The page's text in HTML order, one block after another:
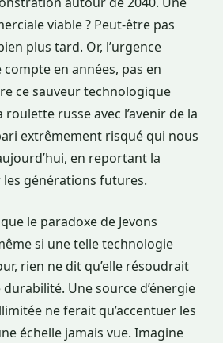
viable ? Peut-être pas
plus tard. Or, l’urgence
en années, pas en
ce sauveur technologique
russe avec l’avenir de la
extrêmement risqué qui nous
en reportant la
générations futures.
le paradoxe de Jevons
si une telle technologie
rien ne dit qu’elle résoudrait
Une source d’énergie
ne ferait qu’accentuer les
échelle jamais vue. Imagine